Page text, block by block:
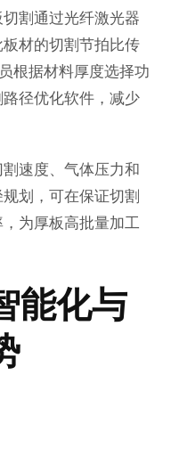
割通过光纤激光器
材的切割节拍比传
根据材料厚度选择功
径优化软件，减少
速度、气体压力和
划，可在保证切割
为厚板高批量加工
能化与